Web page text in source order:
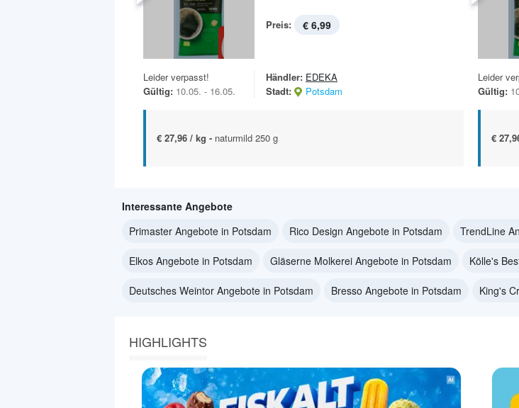
Preis: € 6,99
Leider verpasst!
Gültig: 10.05. - 16.05.
Händler: EDEKA
Stadt:
Potsdam
€ 27,96 / kg - naturmild 250 g
Leider
Gültig:
€
Interessante Angebote
Primaster Angebote in Potsdam
Rico Design Angebote in Potsdam TrendLine
Elkos Angebote in Potsdam Gläserne Molkerei Angebote in Potsdam Kölle's
Deutsches Weintor Angebote in Potsdam Bresso Angebote in Potsdam King's
HIGHLIGHTS